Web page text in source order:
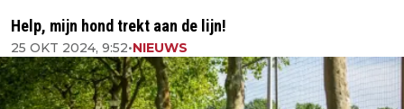
Help, mijn hond trekt aan de lijn!
25 OKT 2024, 9:52•NIEUWS